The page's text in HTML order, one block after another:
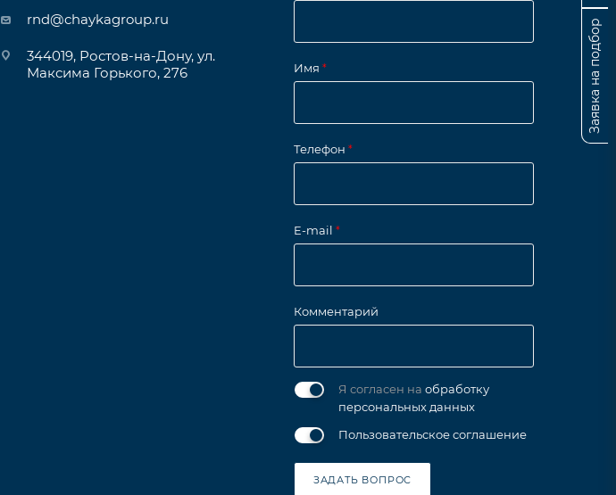
rnd@chaykagroup.ru
344019, Ростов-на-Дону, ул.
Максима Горького, 276
Имя *
Телефон *
E-mail *
Комментарий
Я согласен на обработку
персональных данных
Пользовательское соглашение
ЗАДАТЬ ВОПРОС
Заявка на подбор